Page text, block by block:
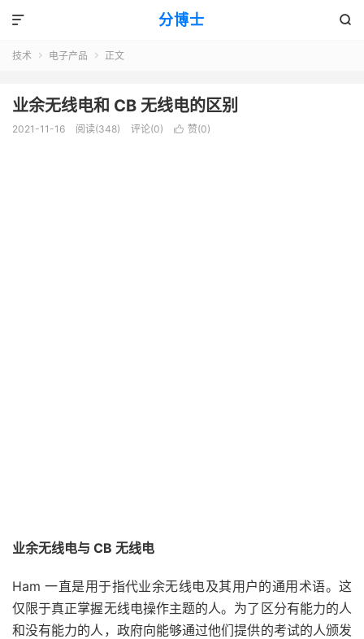
分博士 

技术  电子产品  正文
业余无线电和 CB 无线电的区别
2021-11-16 阅读(348) 评论(0)  赞(0)
业余无线电与 CB 无线电
Ham 一直是用于指代业余无线电及其用户的通用术语。这
仅限于真正掌握无线电操作主题的人。为了区分有能力的人
和没有能力的人，政府向能够通过他们提供的考试的人颁发